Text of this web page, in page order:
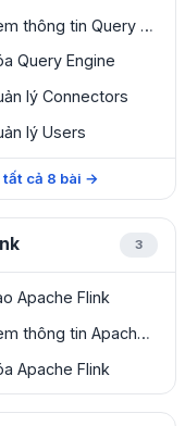
Xem thông tin Query Engine
Query Engine
lý Connectors
lý Users
tất cả 8 bài →
3
Apache Flink
Xem thông tin Apache Flink
Apache Flink